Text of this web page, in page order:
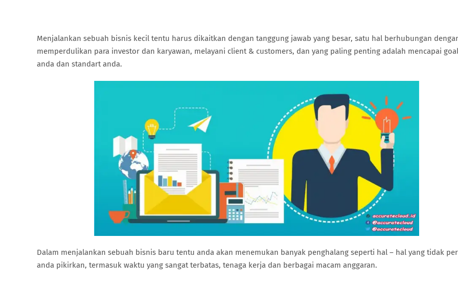
Menjalankan sebuah bisnis kecil tentu harus dikaitkan dengan tanggung jawab yang besar, satu hal berhubungan
memperdulikan para investor dan karyawan, melayani client & customers, dan yang paling penting adalah mencapai goal
anda dan standart anda.
Dalam menjalankan sebuah bisnis baru tentu anda akan menemukan banyak penghalang seperti hal – hal yang tidak
anda pikirkan, termasuk waktu yang sangat terbatas, tenaga kerja dan berbagai macam anggaran.